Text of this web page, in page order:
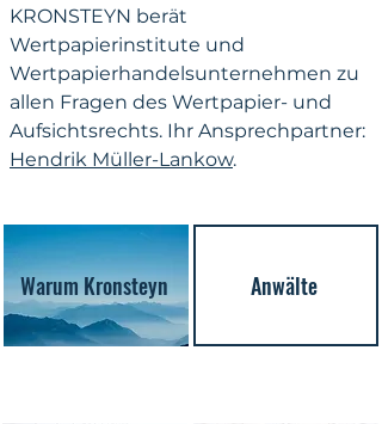
KRONSTEYN berät
Wertpapierinstitute und
Wertpapierhandelsunternehmen zu
allen Fragen des Wertpapier- und
Aufsichtsrechts. Ihr Ansprechpartner:
Hendrik Müller-Lankow.
Warum Kronsteyn Anwälte